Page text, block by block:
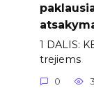
1 DALIS:
trejiems
0